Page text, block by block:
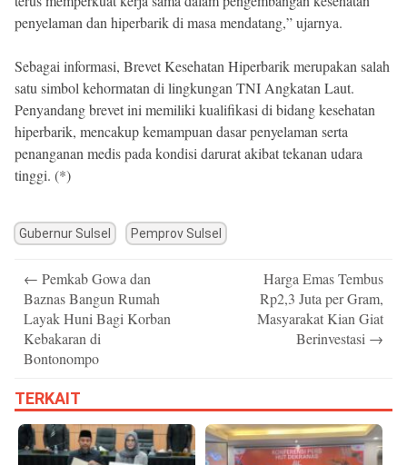
penyelaman dan hiperbarik di masa mendatang,” ujarnya.
Sebagai informasi, Brevet Kesehatan Hiperbarik merupakan salah
satu simbol kehormatan di lingkungan TNI Angkatan Laut.
Penyandang brevet ini memiliki kualifikasi di bidang kesehatan
hiperbarik, mencakup kemampuan dasar penyelaman serta
penanganan medis pada kondisi darurat akibat tekanan udara
tinggi. (*)
Gubernur Sulsel Pemprov Sulsel
navigation
← Pemkab Gowa dan
Baznas Bangun Rumah
Layak Huni Bagi Korban
Kebakaran di
Bontonompo
Harga Emas Tembus
Rp2,3 Juta per Gram,
Masyarakat Kian Giat
Berinvestasi →
TERKAIT